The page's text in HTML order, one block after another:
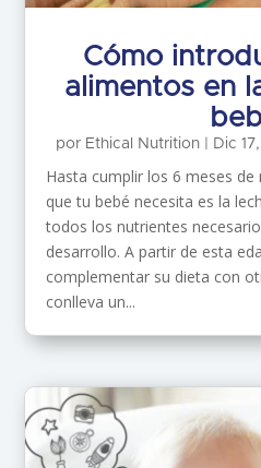
Cómo
alimentos en
por Ethical Nutrition Dic
Hasta cumplir los 6 meses
que tu bebé necesita es la
todos los nutrientes
desarrollo. A partir de esta
complementar su dieta con
conlleva un...